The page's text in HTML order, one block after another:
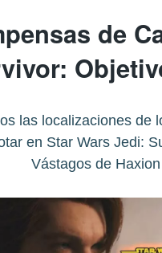
de
las localizaciones de
en Star Wars Jedi:
Vástagos de